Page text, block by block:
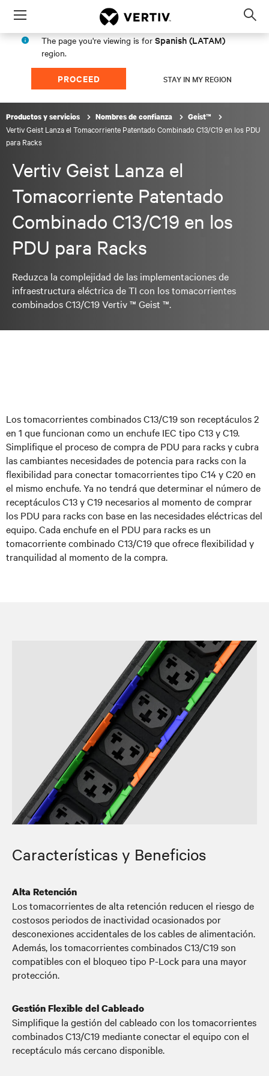
Menu
The page you're viewing is for Spanish (LATAM)
region.
PROCEED STAY IN MY REGION
Productos y servicios Nombres de confianza Geist™
Vertiv Geist Lanza el Tomacorriente Patentado Combinado C13/C19 en los PDU
para Racks
Vertiv Geist Lanza el
Tomacorriente Patentado
Combinado C13/C19 en los
PDU para Racks
Reduzca la complejidad de las implementaciones de
infraestructura eléctrica de TI con los tomacorrientes
combinados C13/C19 Vertiv ™ Geist ™.
Los tomacorrientes combinados C13/C19 son receptáculos 2
en 1 que funcionan como un enchufe IEC tipo C13 y C19.
Simplifique el proceso de compra de PDU para racks y cubra
las cambiantes necesidades de potencia para racks con la
flexibilidad para conectar tomacorrientes tipo C14 y C20 en
el mismo enchufe. Ya no tendrá que determinar el número de
receptáculos C13 y C19 necesarios al momento de comprar
los PDU para racks con base en las necesidades eléctricas del
equipo. Cada enchufe en el PDU para racks es un
tomacorriente combinado C13/C19 que ofrece flexibilidad y
tranquilidad al momento de la compra.
Características y Beneficios
Alta Retención
Los tomacorrientes de alta retención reducen el riesgo de
costosos periodos de inactividad ocasionados por
desconexiones accidentales de los cables de alimentación.
Además, los tomacorrientes combinados C13/C19 son
compatibles con el bloqueo tipo P-Lock para una mayor
protección.
Gestión Flexible del Cableado
Simplifique la gestión del cableado con los tomacorrientes
combinados C13/C19 mediante conectar el equipo con el
receptáculo más cercano disponible.